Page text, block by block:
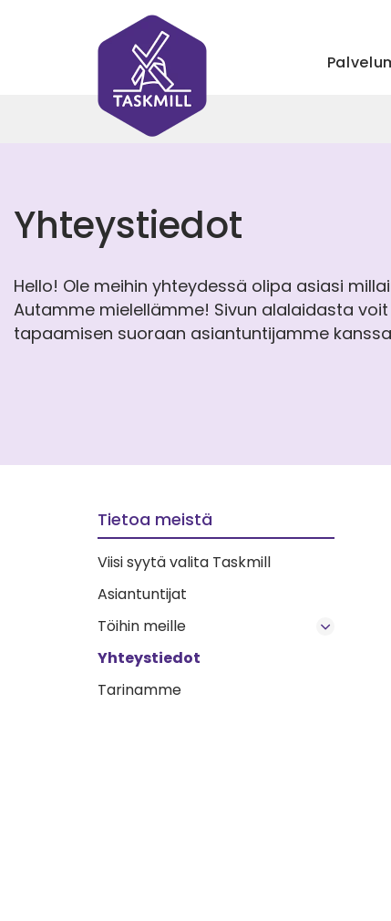
Yhteystiedot
Hello! Ole meihin yhteydessä olipa asiasi
Autamme mielellämme! Sivun alalaidasta
tapaamisen suoraan asiantuntijamme
Tietoa meistä
Viisi syytä valita Taskmill
Asiantuntijat
Töihin meille
Yhteystiedot
Tarinamme